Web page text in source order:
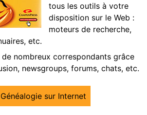
tous les outils à votre
disposition sur le Web :
moteurs de recherche,
etc.
nombreux correspondants grâce
newsgroups, forums, chats, etc.
sur Internet